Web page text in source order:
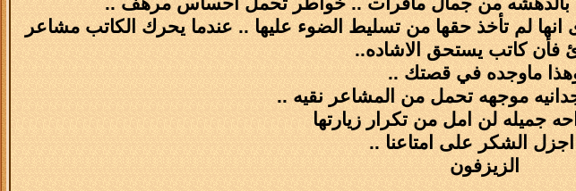
لم تأخذ حقها من تسليط الضوء عليها .. عندما يحرك الكاتب مشاعر
فأن كاتب يستحق الاشاده..
ماوجده في قصتك ..
موجهه تحمل من المشاعر نقيه ..
جميله لن امل من تكرار زيارتها
الشكر على امتاعنا ..
الزيزفون